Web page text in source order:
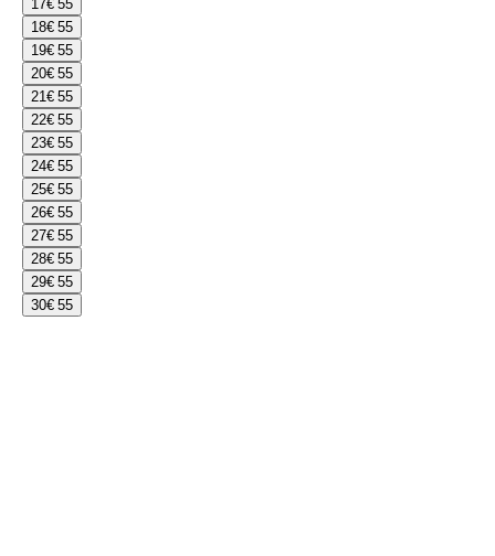
17€ 55
18€ 55
19€ 55
20€ 55
21€ 55
22€ 55
23€ 55
24€ 55
25€ 55
26€ 55
27€ 55
28€ 55
29€ 55
30€ 55